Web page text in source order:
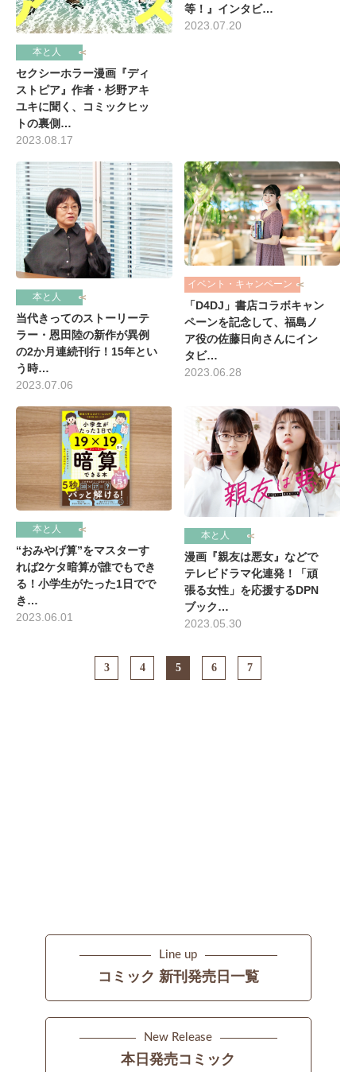
本と人
セクシーホラー漫画『ディ
ストピア』作者・杉野アキ
ユキに聞く、コミックヒッ
トの裏側…
2023.08.17
等！』インタビ…
2023.07.20
本と人
当代きってのストーリーテ
ラー・恩田陸の新作が異例
の2か月連続刊行！15年とい
う時…
2023.07.06
イベント・キャンペーン
「D4DJ」書店コラボキャン
ペーンを記念して、福島ノ
ア役の佐藤日向さんにイン
タビ…
2023.06.28
本と人
“おみやげ算”をマスターす
れば2ケタ暗算が誰でもでき
る！小学生がたった1日でで
き…
2023.06.01
本と人
漫画『親友は悪女』などで
テレビドラマ化連発！「頑
張る女性」を応援するDPN
ブック…
2023.05.30
3 4 5 6 7
Line up
コミック 新刊発売日一覧
New Release
本日発売コミック